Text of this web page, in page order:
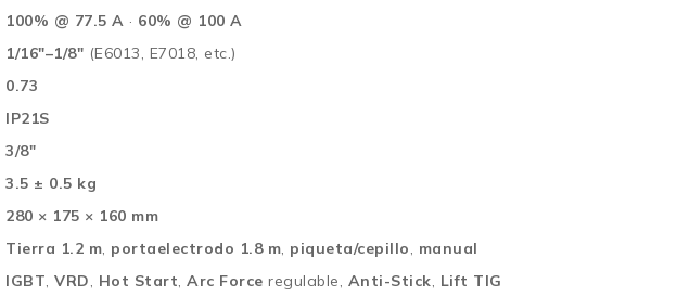
100% @ 77.5 A · 60% @ 100 A
1/16″–1/8″ (E6013, E7018, etc.)
0.73
IP21S
3/8″
3.5 ± 0.5 kg
280 × 175 × 160 mm
Tierra 1.2 m, portaelectrodo 1.8 m, piqueta/cepillo, manual
IGBT, VRD, Hot Start, Arc Force regulable, Anti-Stick, Lift TIG